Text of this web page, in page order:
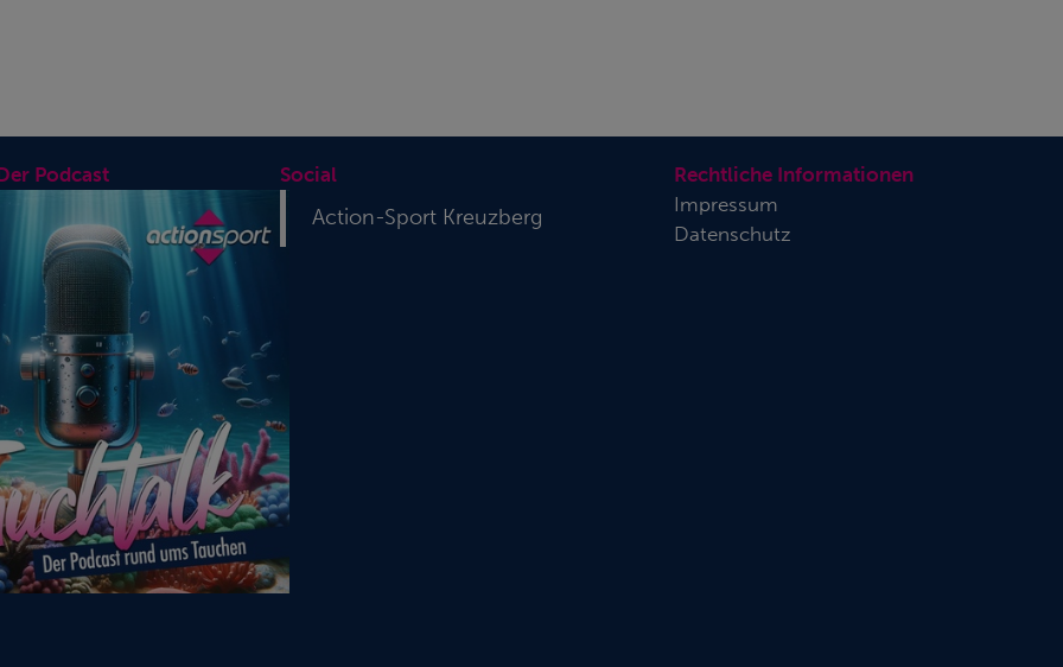
Podcast Social
Action-Sport Kreuzberg
Rechtliche Informationen
Impressum
Datenschutz